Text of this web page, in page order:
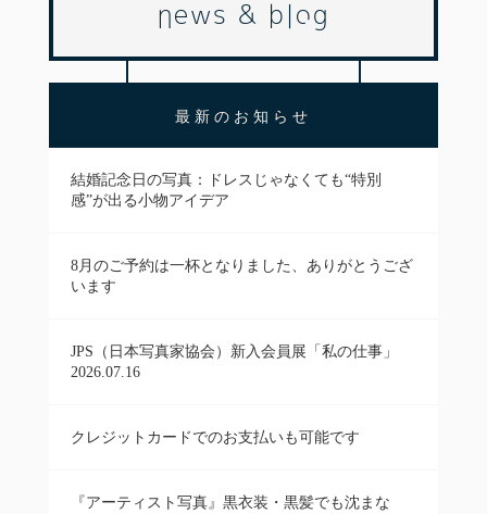
news & blog
最新のお知らせ
結婚記念日の写真：ドレスじゃなくても“特別
感”が出る小物アイデア
8月のご予約は一杯となりました、ありがとうござ
います
JPS（日本写真家協会）新入会員展「私の仕事」
2026.07.16
クレジットカードでのお支払いも可能です
『アーティスト写真』黒衣装・黒髪でも沈まな